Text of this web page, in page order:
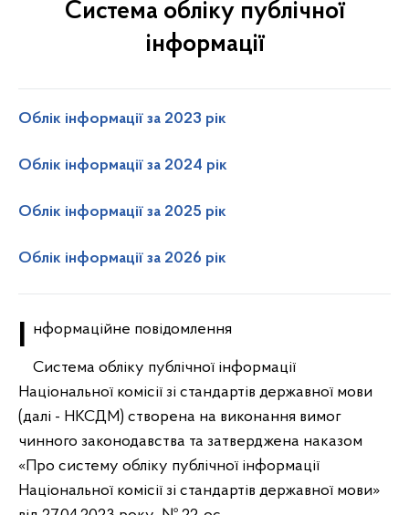
Система обліку публічної
інформації
Облік інформації за 2023 рік
Облік інформації за 2024 рік
Облік інформації за 2025 рік
Облік інформації за 2026 рік
Інформаційне повідомлення
Система обліку публічної інформації
Національної комісії зі стандартів державної мови
(далі - НКСДМ) створена на виконання вимог
чинного законодавства та затверджена наказом
«Про систему обліку публічної інформації
Національної комісії зі стандартів державної мови»